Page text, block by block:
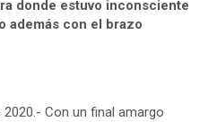
donde estuvo inconsciente
además con el brazo
Con un final amargo